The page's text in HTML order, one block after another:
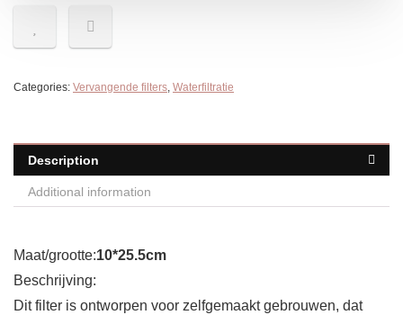
Categories: Vervangende filters, Waterfiltratie
Description
Additional information
Maat/grootte:10*25.5cm
Beschrijving:
Dit filter is ontworpen voor zelfgemaakt gebrouwen, dat